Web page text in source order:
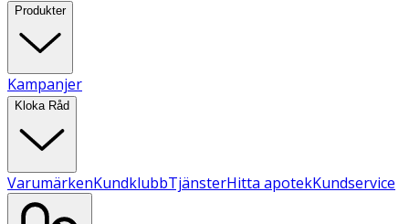
Produkter
Kampanjer
Kloka Råd
VarumärkenKundklubbTjänsterHitta apotekKundservice